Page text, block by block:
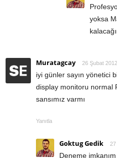
yoksa
Muratagcay 26 Şubat
iyi günler sayın yönetici
display monitoru normal
sansımız varmı
Yanıtla
Goktug Gedik
Deneme